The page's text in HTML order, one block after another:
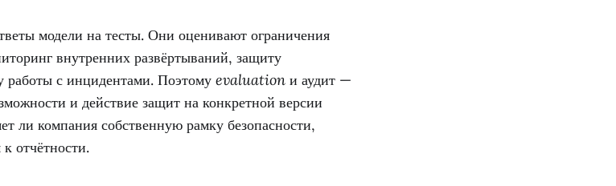
модели на тесты. Они оценивают ограничения
внутренних развёртываний, защиту
с инцидентами. Поэтому evaluation и аудит —
и действие защит на конкретной версии
ли компания собственную рамку безопасности,
отчётности.